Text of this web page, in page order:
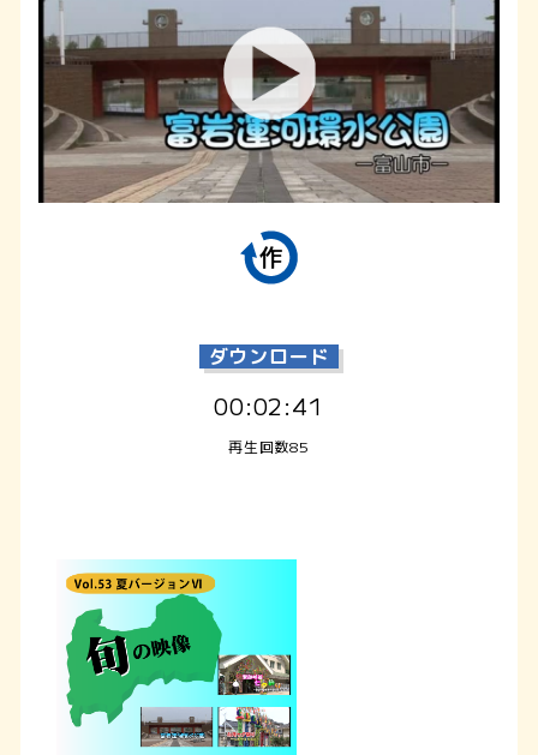
ダウンロード
00:02:41
再生回数85